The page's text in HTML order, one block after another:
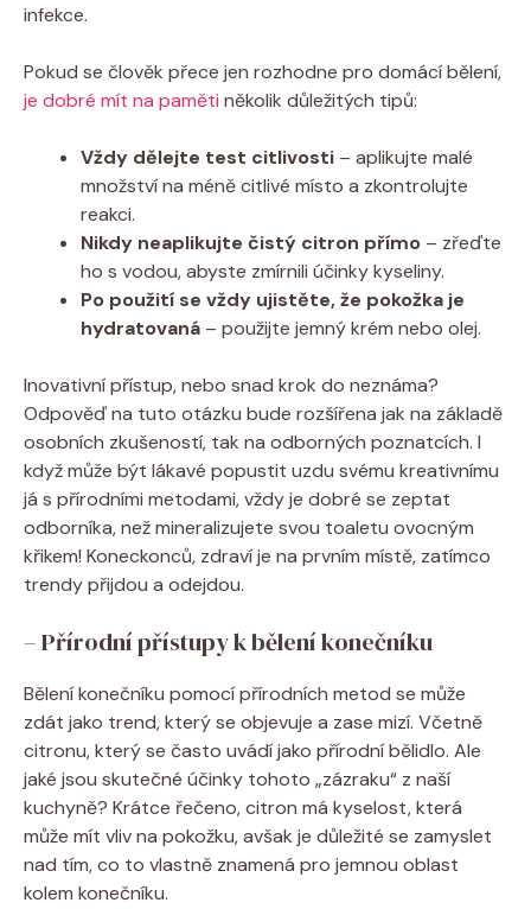
infekce.
Pokud se člověk přece jen rozhodne pro domácí bělení,
je dobré mít na paměti několik důležitých tipů:
Vždy dělejte test citlivosti – aplikujte malé
množství na méně citlivé místo a zkontrolujte
reakci.
Nikdy neaplikujte čistý citron přímo – zřeďte
ho s vodou, abyste zmírnili účinky kyseliny.
Po použití se vždy ujistěte, že pokožka je
hydratovaná – použijte jemný krém nebo olej.
Inovativní přístup, nebo snad krok do neznáma?
Odpověď na tuto otázku bude rozšířena jak na základě
osobních zkušeností, tak na odborných poznatcích. I
když může být lákavé popustit uzdu svému kreativnímu
já s přírodními metodami, vždy je dobré se zeptat
odborníka, než mineralizujete svou toaletu ovocným
křikem! Koneckonců, zdraví je na prvním místě, zatímco
trendy přijdou a odejdou.
– Přírodní přístupy k bělení konečníku
Bělení konečníku pomocí přírodních metod se může
zdát jako trend, který se objevuje a zase mizí. Včetně
citronu, který se často uvádí jako přírodní bělidlo. Ale
jaké jsou skutečné účinky tohoto „zázraku“ z naší
kuchyně? Krátce řečeno, citron má kyselost, která
může mít vliv na pokožku, avšak je důležité se zamyslet
nad tím, co to vlastně znamená pro jemnou oblast
kolem konečníku.